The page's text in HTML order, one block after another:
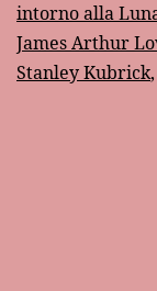
intorno alla
James Arthur
Stanley Kubrick,